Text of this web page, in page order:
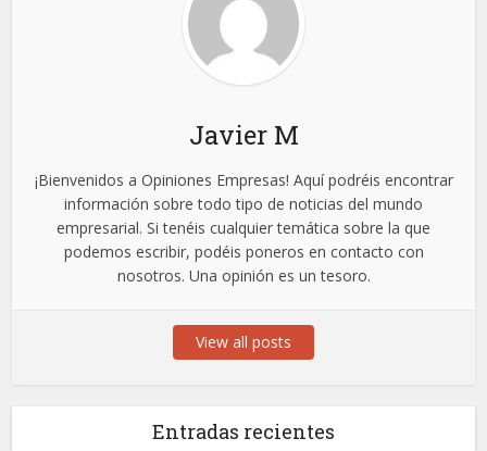
Javier M
¡Bienvenidos a Opiniones Empresas! Aquí podréis encontrar
información sobre todo tipo de noticias del mundo
empresarial. Si tenéis cualquier temática sobre la que
podemos escribir, podéis poneros en contacto con
nosotros. Una opinión es un tesoro.
View all posts
Entradas recientes